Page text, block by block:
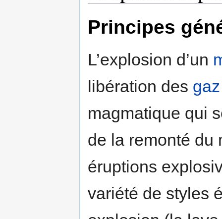
Principes
L’explosion d’un
libération des gaz
magmatique qui
de la remonté du
éruptions
variété de styles